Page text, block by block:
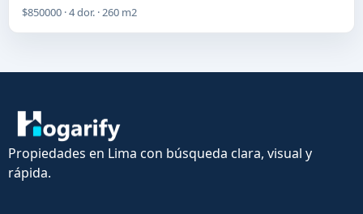
$850000 · 4 dor. · 260 m2
Propiedades en Lima con búsqueda clara, visual y
rápida.